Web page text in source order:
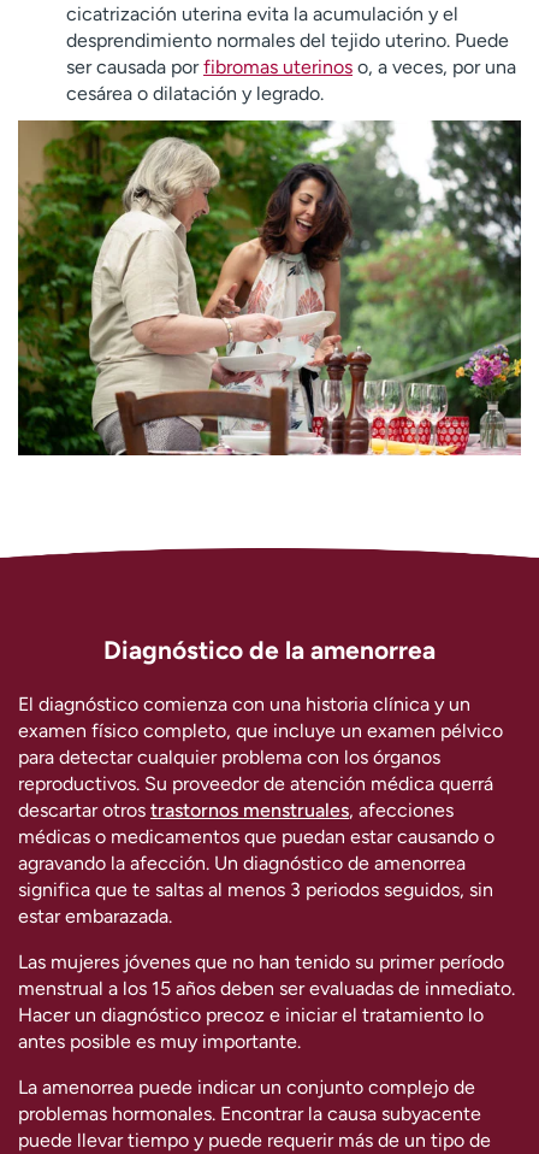
cicatrización uterina evita la acumulación y el
desprendimiento normales del tejido uterino. Puede
ser causada porfibromas uterinos o, a veces, por una
cesárea o dilatación y legrado.
Diagnóstico de la amenorrea
El diagnóstico comienza con una historia clínica y un
examen físico completo, que incluye un examen pélvico
para detectar cualquier problema con los órganos
reproductivos. Su proveedor de atención médica querrá
descartar otros trastornos menstruales, afecciones
médicas o medicamentos que puedan estar causando o
agravando la afección. Un diagnóstico de amenorrea
significa que te saltas al menos 3 periodos seguidos, sin
estar embarazada.
Las mujeres jóvenes que no han tenido su primer período
menstrual a los 15 años deben ser evaluadas de inmediato.
Hacer un diagnóstico precoz e iniciar el tratamiento lo
antes posible es muy importante.
La amenorrea puede indicar un conjunto complejo de
problemas hormonales. Encontrar la causa subyacente
puede llevar tiempo y puede requerir más de un tipo de